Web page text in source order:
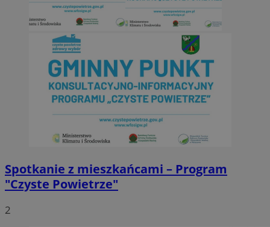
Spotkanie z mieszkańcami – Program
"Czyste Powietrze"
2